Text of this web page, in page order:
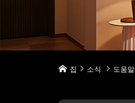
 집  소식  도움말